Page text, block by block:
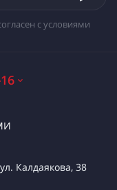
с условиями
Калдаякова, 38